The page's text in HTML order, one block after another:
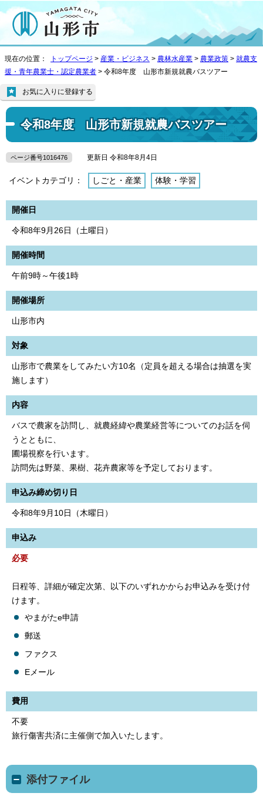
現在の位置： トップページ > 産業・ビジネス > 農林水産業 > 農業政策 > 就農支
援・青年農業士・認定農業者 > 令和8年度 山形市新規就農バスツアー
令和8年度 山形市新規就農バスツアー
お気に入りに登録する
ページ番号1016476 更新日 令和8年8月4日
イベントカテゴリ： しごと・産業 体験・学習
開催日
令和8年9月26日（土曜日）
開催時間
午前9時～午後1時
開催場所
山形市内
対象
山形市で農業をしてみたい方10名（定員を超える場合は抽選を実
施します）
内容
バスで農家を訪問し、就農経緯や農業経営等についてのお話を伺
うとともに、
圃場視察を行います。
訪問先は野菜、果樹、花卉農家等を予定しております。
申込み締め切り日
令和8年9月10日（木曜日）
申込み
必要
日程等、詳細が確定次第、以下のいずれかからお申込みを受け付
けます。
やまがたe申請
郵送
ファクス
Eメール
費用
不要
旅行傷害共済に主催側で加入いたします。
添付ファイル